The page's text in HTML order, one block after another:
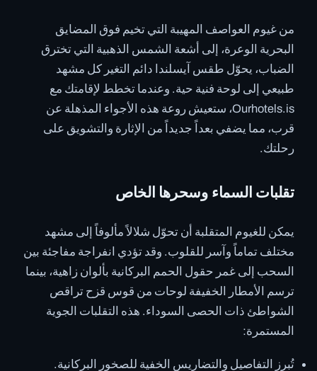
من غيوم العواصف المهيبة التي تخيم فوق المضايق
البحرية الوعرة، إلى أشعة الشمس الذهبية التي تخترق
الضباب، يحوّل طقس آيسلندا دائم التغير كل مشهد
طبيعي إلى لوحة فنية حية. وعندما تخطط لإقامتك مع
Ourhotels.is، ستعيش روعة هذه الأجواء المذهلة عن
قرب، مما يضفي بعداً جديداً من الإثارة والتشويق على
رحلتك.
تقلبات السماء وسحرها الخاص
يمكن للغيوم المتقلبة أن تحوّل شلالاً مألوفاً إلى مشهد
مختلف تماماً وآسر للقلوب. وقد تؤدي انفراجة مفاجئة بين
السحب إلى غمر حقول الحمم البركانية بألوان زاهية، بينما
ترسم الأمطار الخفيفة لوحات من قوس قزح تراقص
الشواطئ ذات الحصى السوداء. هذه التقلبات الجوية
المستمرة:
تُبرز التفاصيل والتضاريس الخفية للصخور البركانية.